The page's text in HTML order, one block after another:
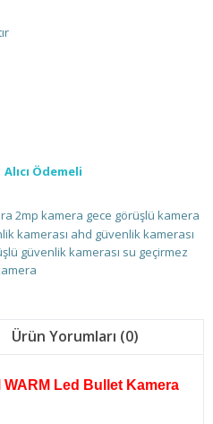
Alıcı Ödemeli
2mp kamera gece görüşlü kamera
kamerası ahd güvenlik kamerası
güvenlik kamerası su geçirmez
Ürün Yorumları (0)
WARM Led Bullet Kamera